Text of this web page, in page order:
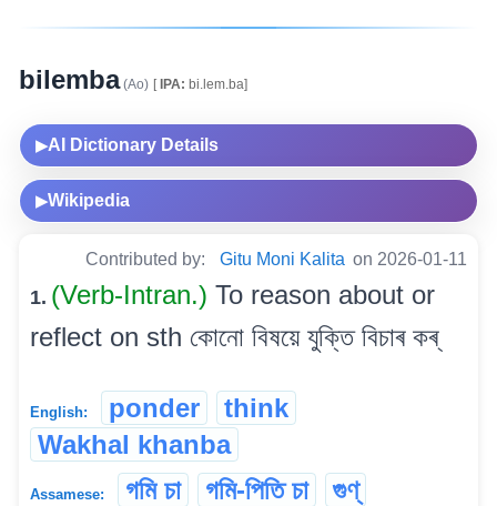
bilemba(Ao) [IPA: bi.lem.ba]
▶AI Dictionary Details
▶Wikipedia
Contributed by: Gitu Moni Kalita on 2026-01-11
1. (Verb-Intran.) To reason about or
reflect on sth কোনো বিষয়ে যুক্তি বিচাৰ কৰ্
English: ponder
think
Wakhal khanba
Assamese: গমি চা গমি-পিতি চা
গুণ্